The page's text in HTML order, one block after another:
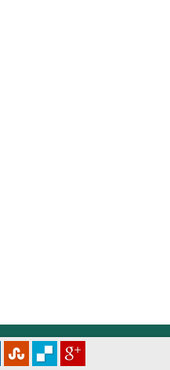
- Piazzale Aldo Moro 5, 00185 Roma